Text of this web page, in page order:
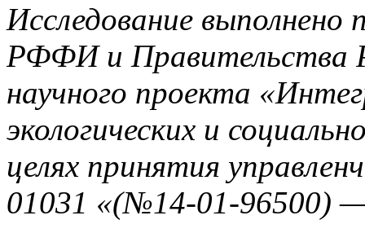
Исследование
РФФИ и Правительства
научного проекта
экологических и
целях принятия
01031 «(№14-01-96500)